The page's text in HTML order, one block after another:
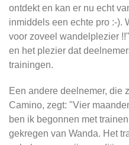
ontdekt en kan er nu echt
inmiddels een echte pro :-).
voor zoveel wandelplezier
en het plezier dat
trainingen.
Een andere deelnemer, die
Camino, zegt: "Vier
ben ik begonnen met
gekregen van Wanda. Het